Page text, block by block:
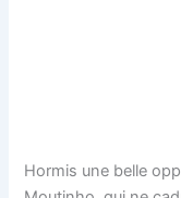
Hormis une belle